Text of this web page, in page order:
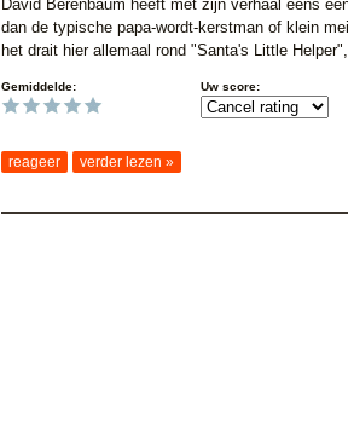
David Berenbaum heeft met zijn verhaal eens
dan de typische papa-wordt-kerstman of klein
het drait hier allemaal rond "Santa's Little
Gemiddelde: Uw score:
reageer verder lezen »